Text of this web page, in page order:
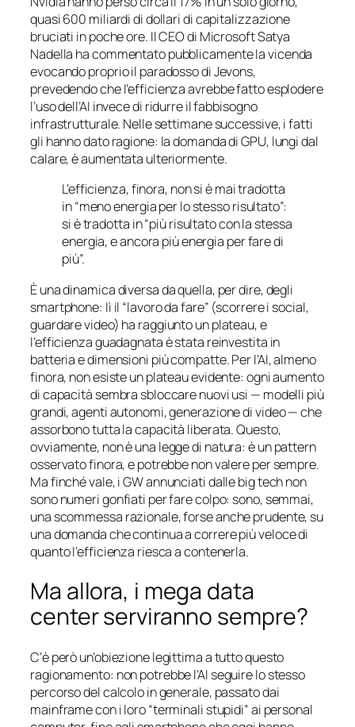
quasi 600 miliardi di dollari di capitalizzazione
bruciati in poche ore. Il CEO di Microsoft Satya
Nadella ha commentato pubblicamente la vicenda
evocando proprio il paradosso di Jevons,
prevedendo che l’efficienza avrebbe fatto esplodere
l’uso dell’AI invece di ridurre il fabbisogno
infrastrutturale. Nelle settimane successive, i fatti
gli hanno dato ragione: la domanda di GPU, lungi dal
calare, è aumentata ulteriormente.
L’efficienza, finora, non si è mai tradotta
in “meno energia per lo stesso risultato”:
si è tradotta in “più risultato con la stessa
energia, e ancora più energia per fare di
più”.
È una dinamica diversa da quella, per dire, degli
smartphone: lì il “lavoro da fare” (scorrere i social,
guardare video) ha raggiunto un plateau, e
l’efficienza guadagnata è stata reinvestita in
batteria e dimensioni più compatte. Per l’AI, almeno
finora, non esiste un plateau evidente: ogni aumento
di capacità sembra sbloccare nuovi usi — modelli più
grandi, agenti autonomi, generazione di video — che
assorbono tutta la capacità liberata. Questo,
ovviamente, non è una legge di natura: è un pattern
osservato finora, e potrebbe non valere per sempre.
Ma finché vale, i GW annunciati dalle big tech non
sono numeri gonfiati per fare colpo: sono, semmai,
una scommessa razionale, forse anche prudente, su
una domanda che continua a correre più veloce di
quanto l’efficienza riesca a contenerla.
Ma allora, i mega data
center serviranno sempre?
C’è però un’obiezione legittima a tutto questo
ragionamento: non potrebbe l’AI seguire lo stesso
percorso del calcolo in generale, passato dai
mainframe con i loro “terminali stupidi” ai personal